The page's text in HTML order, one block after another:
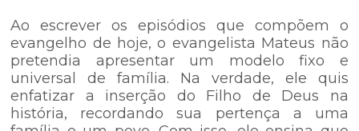
Ao escrever os episódios que compõem o
evangelho de hoje, o evangelista Mateus não
pretendia apresentar um modelo fixo e
universal de família. Na verdade, ele quis
enfatizar a inserção do Filho de Deus na
história, recordando sua pertença a uma